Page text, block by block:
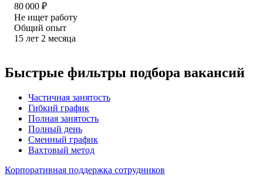
80 000 ₽
Не ищет работу
Общий опыт
15 лет 2 месяца
Быстрые фильтры подбора вакансий
Частичная занятость
Гибкий график
Полная занятость
Полный день
Сменный график
Вахтовый метод
Корпоративная поддержка сотрудников